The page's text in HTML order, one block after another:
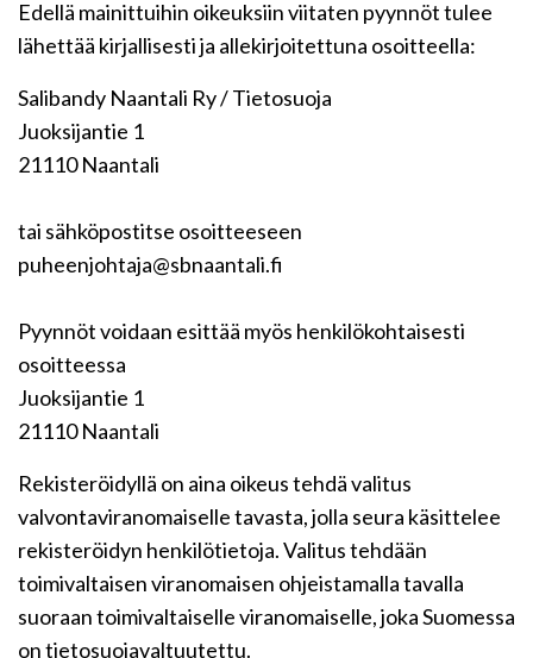
Edellä mainittuihin oikeuksiin viitaten pyynnöt tulee
lähettää kirjallisesti ja allekirjoitettuna osoitteella:
Salibandy Naantali Ry / Tietosuoja
Juoksijantie 1
21110 Naantali
tai sähköpostitse osoitteeseen
puheenjohtaja@sbnaantali.fi
Pyynnöt voidaan esittää myös henkilökohtaisesti
osoitteessa
Juoksijantie 1
21110 Naantali
Rekisteröidyllä on aina oikeus tehdä valitus
valvontaviranomaiselle tavasta, jolla seura käsittelee
rekisteröidyn henkilötietoja. Valitus tehdään
toimivaltaisen viranomaisen ohjeistamalla tavalla
suoraan toimivaltaiselle viranomaiselle, joka Suomessa
on tietosuojavaltuutettu.